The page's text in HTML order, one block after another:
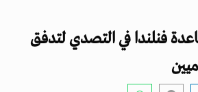
فنلندا في التصدي لتدفق